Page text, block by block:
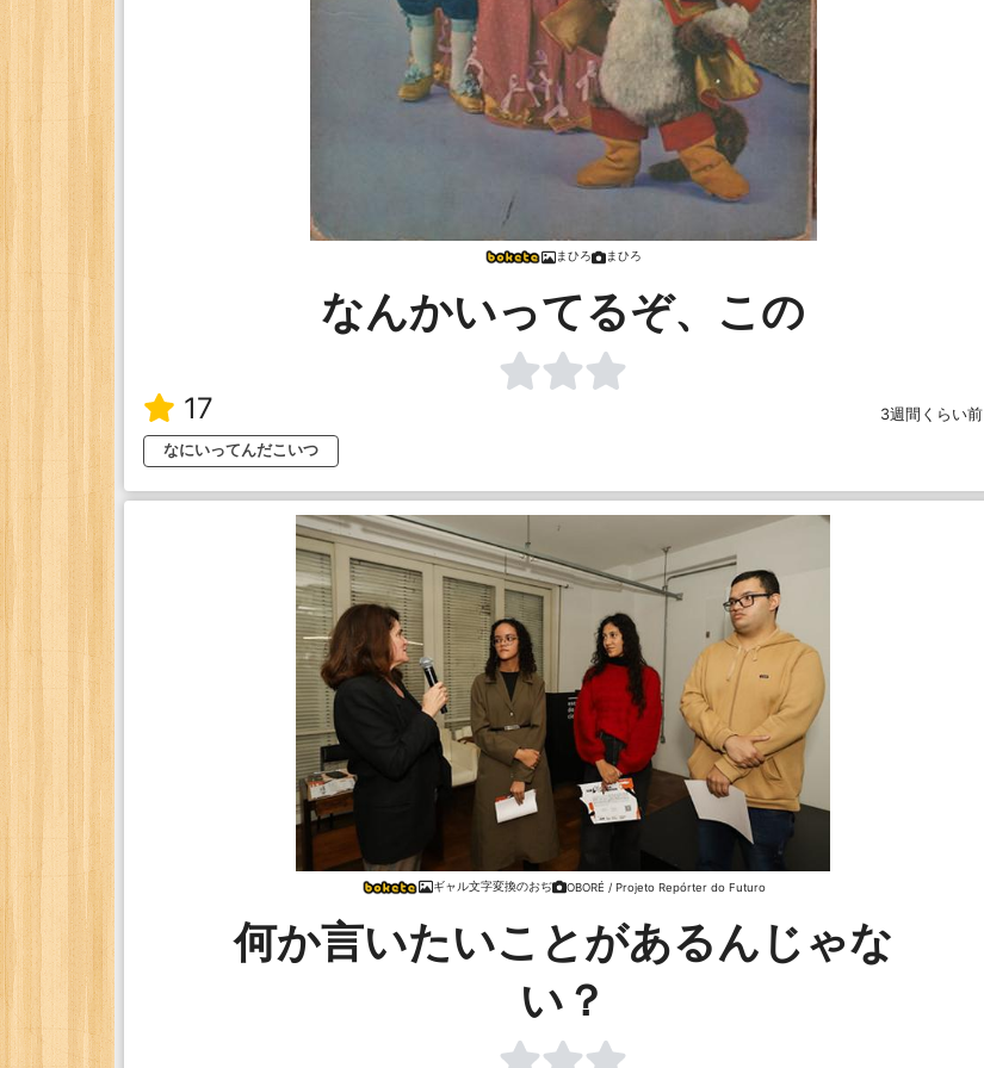
まひろ まひろ
なんかいってるぞ、この
17
3週間くらい前
なにいってんだこいつ
ギャル文字変換のおぢ OBORÉ / Projeto Repórter do Futuro
何か言いたいことがあるんじゃな
い？